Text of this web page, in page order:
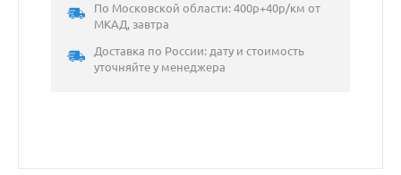
По Московской области: 400р+40р/км от
МКАД, завтра
Доставка по России: дату и стоимость
уточняйте у менеджера